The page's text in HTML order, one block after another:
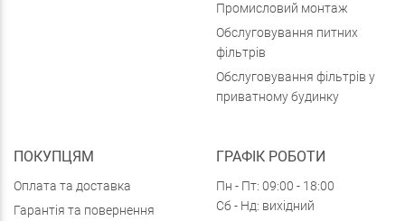
Промисловий монтаж
Обслуговування питних
фільтрів
Обслуговування фільтрів у
приватному будинку
ПОКУПЦЯМ
Оплата та доставка
Гарантія та повернення
ГРАФІК РОБОТИ
Пн - Пт: 09:00 - 18:00
Сб - Нд: вихідний